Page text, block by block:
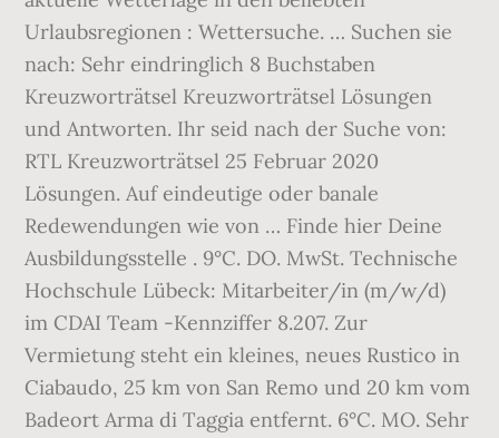
Urlaubsregionen : Wettersuche. … Suchen sie
nach: Sehr eindringlich 8 Buchstaben
Kreuzworträtsel Kreuzworträtsel Lösungen
und Antworten. Ihr seid nach der Suche von:
RTL Kreuzworträtsel 25 Februar 2020
Lösungen. Auf eindeutige oder banale
Redewendungen wie von … Finde hier Deine
Ausbildungsstelle . 9°C. DO. MwSt. Technische
Hochschule Lübeck: Mitarbeiter/in (m/w/d)
im CDAI Team -Kennziffer 8.207. Zur
Vermietung steht ein kleines, neues Rustico in
Ciabaudo, 25 km von San Remo und 20 km vom
Badeort Arma di Taggia entfernt. 6°C. MO. Sehr